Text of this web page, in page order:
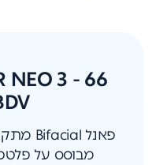
NEO 3 - 66